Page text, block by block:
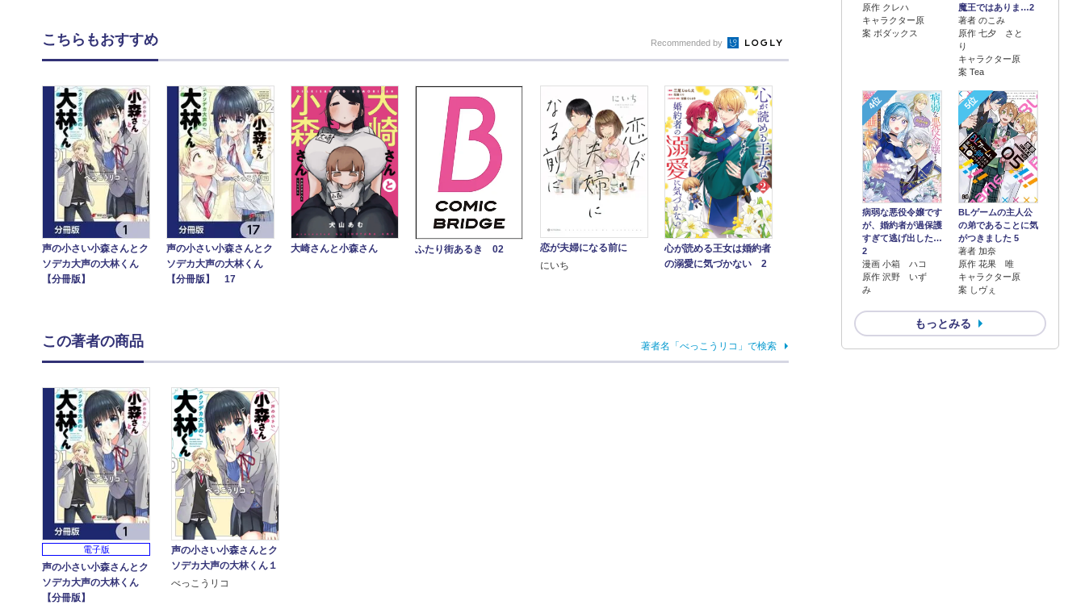
原作 クレハ
キャラクター原
案 ボダックス
魔王ではありま…2
著者 のこみ
原作 七夕 さと
り
キャラクター原
案 Tea
4位
病弱な悪役令嬢です
が、婚約者が過保護
すぎて逃げ出した…
2
漫画 小箱 ハコ
原作 沢野 いず
み
5位
BLゲームの主人公
の弟であることに気
がつきました 5
著者 加奈
原作 花果 唯
キャラクター原
案 しヴぇ
もっとみる
こちらもおすすめ Recommended by
声の小さい小森さんとク
ソデカ大声の大林くん
【分冊版】
声の小さい小森さんとク
ソデカ大声の大林くん
【分冊版】 17
大崎さんと小森さん ふたり街あるき 02
恋が夫婦になる前に
にいち
心が読める王女は婚約者
の溺愛に気づかない 2
この著者の商品 著者名「べっこうリコ」で検索
電子版
声の小さい小森さんとク
ソデカ大声の大林くん
【分冊版】
声の小さい小森さんとク
ソデカ大声の大林くん１
べっこうリコ